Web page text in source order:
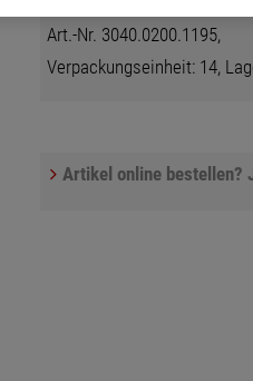
Art.-Nr. 3040.0200.1195,
Verpackungseinheit: 14,
Artikel online bestellen?